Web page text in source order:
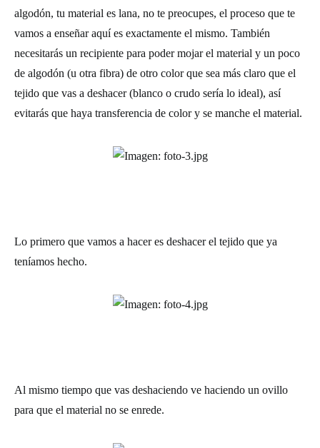
algodón, tu material es lana, no te preocupes, el proceso que te
vamos a enseñar aquí es exactamente el mismo. También
necesitarás un recipiente para poder mojar el material y un poco
de algodón (u otra fibra) de otro color que sea más claro que el
tejido que vas a deshacer (blanco o crudo sería lo ideal), así
evitarás que haya transferencia de color y se manche el material.
Lo primero que vamos a hacer es deshacer el tejido que ya
teníamos hecho.
Al mismo tiempo que vas deshaciendo ve haciendo un ovillo
para que el material no se enrede.